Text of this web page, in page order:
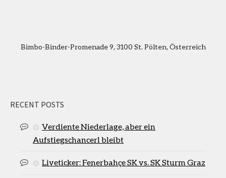
Bimbo-Binder-Promenade 9, 3100 St. Pölten, Österreich
RECENT POSTS
Verdiente Niederlage, aber ein
Aufstiegschancerl bleibt
Liveticker: Fenerbahçe SK vs. SK Sturm Graz